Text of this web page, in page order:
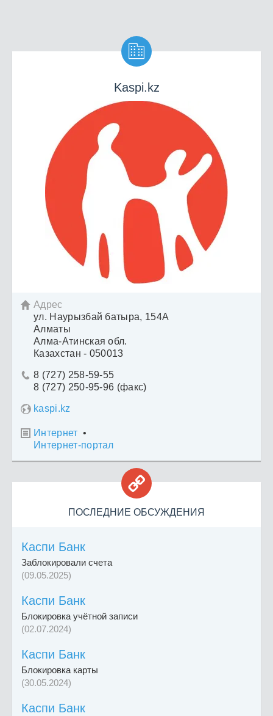

Kaspi.kz
 Адрес
ул. Наурызбай батыра, 154А
Алматы
Алма-Атинская обл.
Казахстан - 050013
 8 (727) 258-59-55
8 (727) 250-95-96 (факс)
kaspi.kz
 Интернет •
Интернет-портал

ПОСЛЕДНИЕ ОБСУЖДЕНИЯ
Каспи Банк
Заблокировали счета
(09.05.2025)
Каспи Банк
Блокировка учётной записи
(02.07.2024)
Каспи Банк
Блокировка карты
(30.05.2024)
Каспи Банк